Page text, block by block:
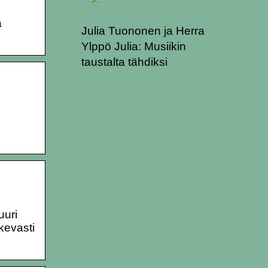
Julia Tuononen ja Herra
Ylppö Julia: Musiikin
taustalta tähdiksi